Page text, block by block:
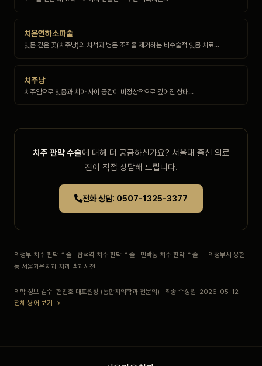
치은연하소파술
잇몸 깊은 곳(치주낭)의 치석과 병든 조직을 제거하는 비수술적 잇몸 치료…
치주낭
치주염으로 잇몸과 치아 사이 공간이 비정상적으로 깊어진 상태…
치주 판막 수술에 대해 더 궁금하신가요? 서울대 출신 의료
진이 직접 상담해 드립니다.
전화 상담: 0507-1325-3377
의정부 치주 판막 수술 · 탑석역 치주 판막 수술 · 민락동 치주 판막 수술 — 의정부시 용현
동 서울가온치과 치과 백과사전
의학 정보 검수: 현진호 대표원장 (통합치의학과 전문의) · 최종 수정일: 2026-05-12 ·
전체 용어 보기 →